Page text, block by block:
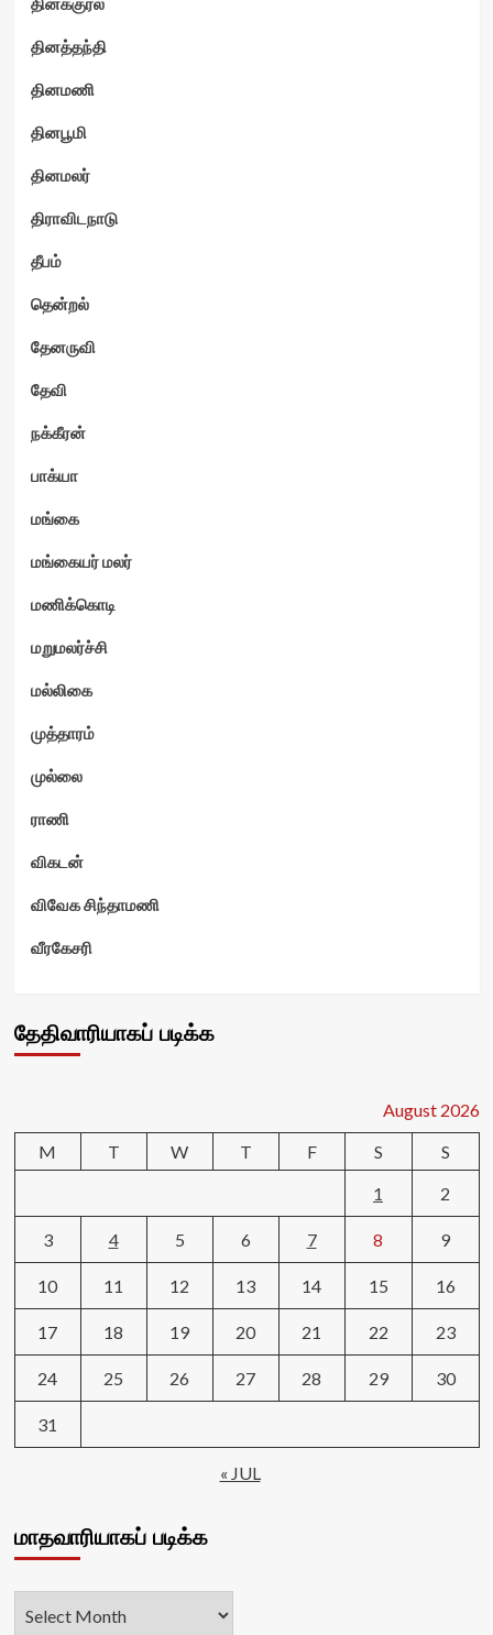
தினத்தந்தி
தினமணி
தினபூமி
தினமலர்
திராவிடநாடு
தீபம்
தென்றல்
தேனருவி
தேவி
நக்கீரன்
பாக்யா
மங்கை
மங்கையர் மலர்
மணிக்கொடி
மறுமலர்ச்சி
மல்லிகை
முத்தாரம்
முல்லை
ராணி
விகடன்
விவேக சிந்தாமணி
வீரகேசரி
தேதிவாரியாகப் படிக்க
August 2026
M
T W T F S
S
1
2
3 4 5 6 7 8 9
10 11 12 13 14 15 16
17 18 19 20 21 22 23
24 25 26 27 28 29 30
31
« JUL
மாதவாரியாகப் படிக்க